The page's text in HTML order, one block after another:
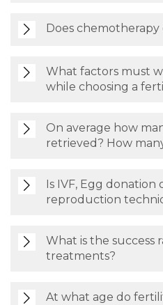
Does
What factors must
while choosing a
On average how
retrieved? How
Is IVF, Egg donation
reproduction
What is the success
treatments?
At what age do